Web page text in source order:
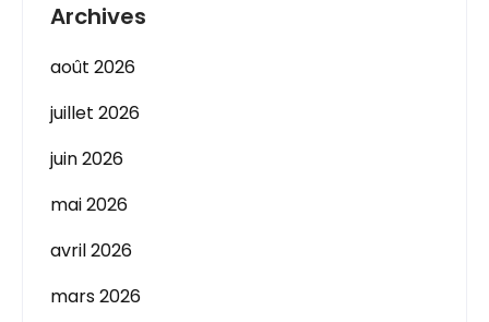
Archives
août 2026
juillet 2026
juin 2026
mai 2026
avril 2026
mars 2026